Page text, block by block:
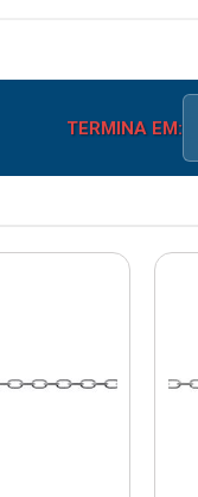
TERMINA EM: